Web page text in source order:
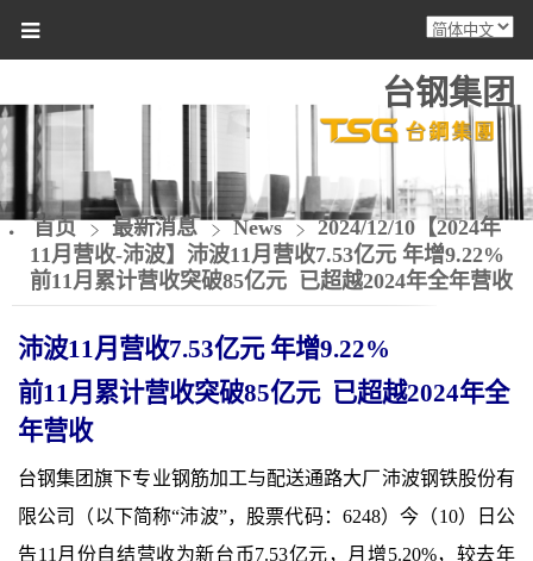
台钢集团
首页 最新消息 News
2024/12/10【2024年
11月营收-沛波】沛波11月营收7.53亿元 年增9.22%
前11月累计营收突破85亿元 已超越2024年全年营收
沛波11月营收7.53亿元 年增9.22%
前11月累计营收突破85亿元 已超越2024年全
年营收
台钢集团旗下专业钢筋加工与配送通路大厂沛波钢铁股份有
限公司（以下简称“沛波”，股票代码：6248）今（10）日公
告11月份自结营收为新台币7.53亿元，月增5.20%，较去年